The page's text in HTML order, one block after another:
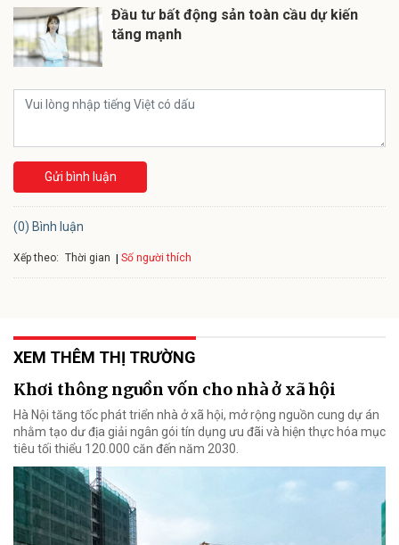
Đầu tư bất động sản toàn cầu dự kiến
tăng mạnh
Gửi bình luận
(0) Bình luận
Xếp theo: Thời gian Số người thích
XEM THÊM THỊ TRƯỜNG
Khơi thông nguồn vốn cho nhà ở xã hội
Hà Nội tăng tốc phát triển nhà ở xã hội, mở rộng nguồn cung dự án
nhằm tạo dư địa giải ngân gói tín dụng ưu đãi và hiện thực hóa mục
tiêu tối thiểu 120.000 căn đến năm 2030.